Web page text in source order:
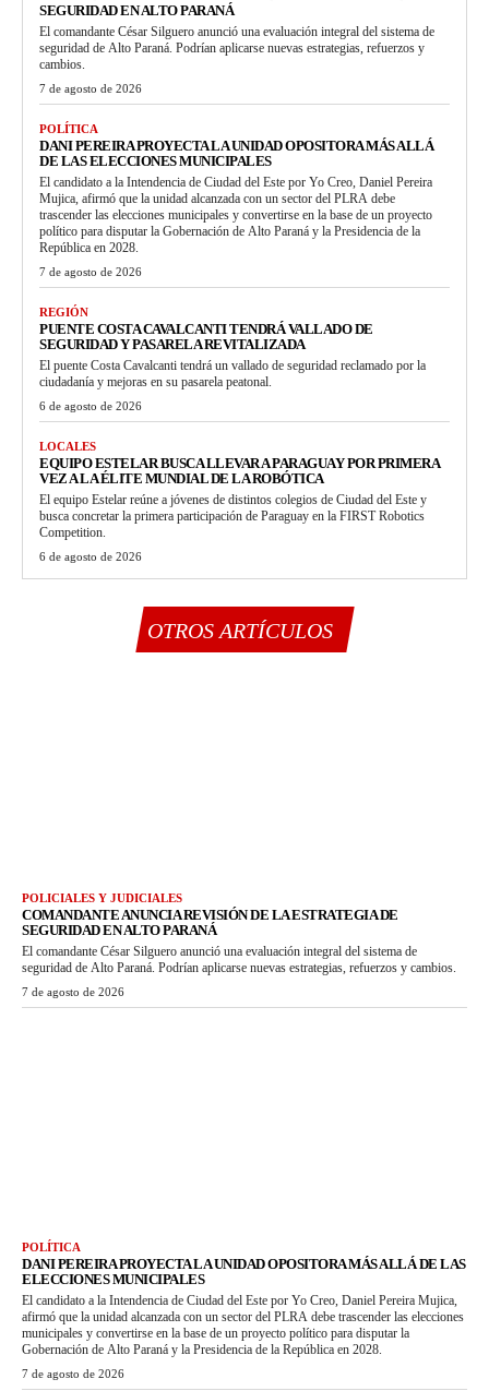
SEGURIDAD EN ALTO PARANÁ
El comandante César Silguero anunció una evaluación integral del sistema de
seguridad de Alto Paraná. Podrían aplicarse nuevas estrategias, refuerzos y
cambios.
7 de agosto de 2026
POLÍTICA
DANI PEREIRA PROYECTA LA UNIDAD OPOSITORA MÁS ALLÁ
DE LAS ELECCIONES MUNICIPALES
El candidato a la Intendencia de Ciudad del Este por Yo Creo, Daniel Pereira
Mujica, afirmó que la unidad alcanzada con un sector del PLRA debe
trascender las elecciones municipales y convertirse en la base de un proyecto
político para disputar la Gobernación de Alto Paraná y la Presidencia de la
República en 2028.
7 de agosto de 2026
REGIÓN
PUENTE COSTA CAVALCANTI TENDRÁ VALLADO DE
SEGURIDAD Y PASARELA REVITALIZADA
El puente Costa Cavalcanti tendrá un vallado de seguridad reclamado por la
ciudadanía y mejoras en su pasarela peatonal.
6 de agosto de 2026
LOCALES
EQUIPO ESTELAR BUSCA LLEVAR A PARAGUAY POR PRIMERA
VEZ A LA ÉLITE MUNDIAL DE LA ROBÓTICA
El equipo Estelar reúne a jóvenes de distintos colegios de Ciudad del Este y
busca concretar la primera participación de Paraguay en la FIRST Robotics
Competition.
6 de agosto de 2026
OTROS ARTÍCULOS
POLICIALES Y JUDICIALES
COMANDANTE ANUNCIA REVISIÓN DE LA ESTRATEGIA DE
SEGURIDAD EN ALTO PARANÁ
El comandante César Silguero anunció una evaluación integral del sistema de
seguridad de Alto Paraná. Podrían aplicarse nuevas estrategias, refuerzos y cambios.
7 de agosto de 2026
POLÍTICA
DANI PEREIRA PROYECTA LA UNIDAD OPOSITORA MÁS ALLÁ DE LAS
ELECCIONES MUNICIPALES
El candidato a la Intendencia de Ciudad del Este por Yo Creo, Daniel Pereira Mujica,
afirmó que la unidad alcanzada con un sector del PLRA debe trascender las elecciones
municipales y convertirse en la base de un proyecto político para disputar la
Gobernación de Alto Paraná y la Presidencia de la República en 2028.
7 de agosto de 2026